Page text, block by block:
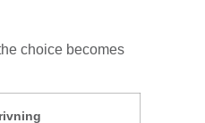
choice becomes